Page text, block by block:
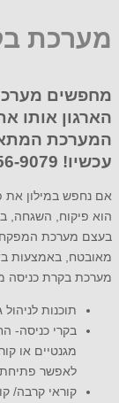
מערכת
מחפשים
הארגון אותו
המערכת
עכשיו! 072-256-9079
אם נחפש במילון את
הוא פיקוח, השגחה,
בעצם מערכת
מאובטח, באמצעות
מערכת בקרת כניסה
תוכנות
בקרי כניסה-
מגנטיים או
לאפשר
קוראי קרבה/